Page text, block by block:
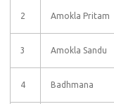
2 Amokla Pritam
3 Amokla Sandu
4 Badhmana